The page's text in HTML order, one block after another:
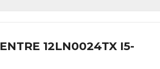
12LN0024TX I5-